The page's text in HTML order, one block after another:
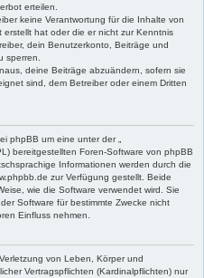
erteilen.
keine Verantwortung für die Inhalte von
hat oder die er nicht zur Kenntnis
dein Benutzerkonto, Beiträge und
sperren.
deine Beiträge abzuändern, sofern sie
sind, dem Betreiber oder einem Dritten
phpBB um eine unter der „
bereitgestellten Foren-Software von phpBB
Informationen werden durch die
zur Verfügung gestellt. Beide
wie die Software verwendet wird. Sie
Software für bestimmte Zwecke nicht
Einfluss nehmen.
von Leben, Körper und
Vertragspflichten (Kardinalpflichten) nur